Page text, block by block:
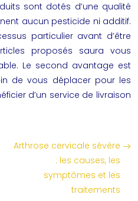
sont dotés d’une qualité
aucun pesticide ni additif.
particulier avant d’être
proposés saura vous
Le second avantage est
de vous déplacer pour les
d’un service de livraison
Arthrose cervicale sévère
: les causes, les
symptômes et les
traitements